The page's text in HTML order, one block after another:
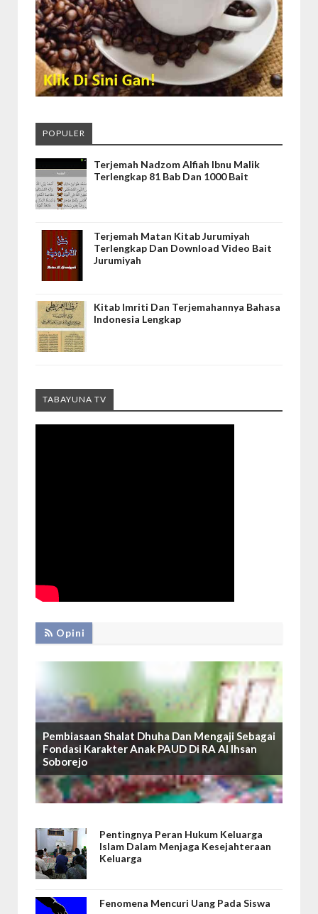
POPULER
Terjemah Nadzom Alfiah Ibnu Malik
Terlengkap 81 Bab Dan 1000 Bait
Terjemah Matan Kitab Jurumiyah
Terlengkap Dan Download Video Bait
Jurumiyah
Kitab Imriti Dan Terjemahannya Bahasa
Indonesia Lengkap
TABAYUNA TV
Opini
Pembiasaan Shalat Dhuha Dan Mengaji Sebagai
Fondasi Karakter Anak PAUD Di RA Al Ihsan
Soborejo
Pentingnya Peran Hukum Keluarga
Islam Dalam Menjaga Kesejahteraan
Keluarga
Fenomena Mencuri Uang Pada Siswa